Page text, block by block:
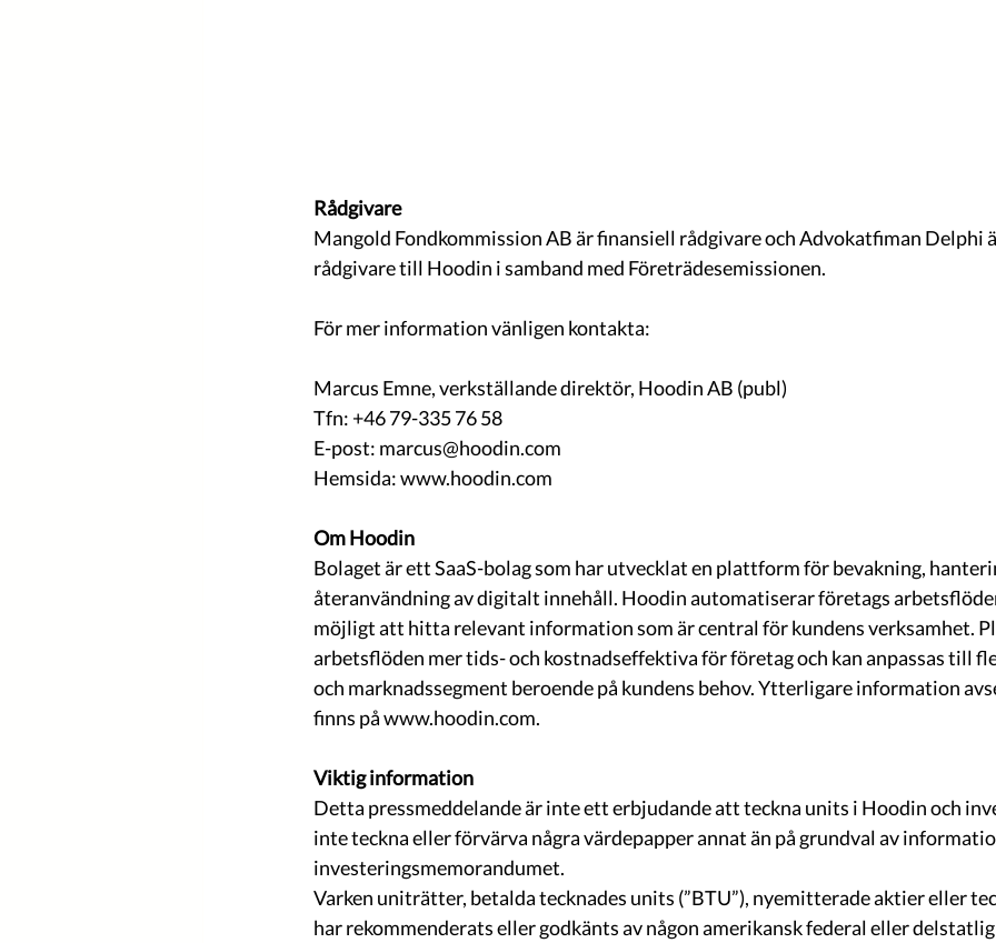
Rådgivare
Mangold Fondkommission AB är finansiell rådgivare och Advokatfiman Delphi
rådgivare till Hoodin i samband med Företrädesemissionen.
För mer information vänligen kontakta:
Marcus Emne, verkställande direktör, Hoodin AB (publ)
Tfn: +46 79-335 76 58
E-post: marcus@hoodin.com
Hemsida: www.hoodin.com
Om Hoodin
Bolaget är ett SaaS-bolag som har utvecklat en plattform för bevakning,
återanvändning av digitalt innehåll. Hoodin automatiserar företags
möjligt att hitta relevant information som är central för kundens verksamhet.
arbetsflöden mer tids- och kostnadseffektiva för företag och kan anpassas till
och marknadssegment beroende på kundens behov. Ytterligare information
finns på www.hoodin.com.
Viktig information
Detta pressmeddelande är inte ett erbjudande att teckna units i Hoodin och
inte teckna eller förvärva några värdepapper annat än på grundval av
investeringsmemorandumet.
Varken uniträtter, betalda tecknades units (”BTU”), nyemitterade aktier eller
har rekommenderats eller godkänts av någon amerikansk federal eller delstatlig